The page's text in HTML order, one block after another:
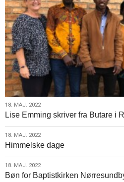
18.
maj.
2022
18. MAJ. 2022
Lise Emming skriver fra Butare i
18.
maj.
2022
18. MAJ. 2022
Himmelske dage
18.
maj.
18. MAJ. 2022
Bøn for Baptistkirken